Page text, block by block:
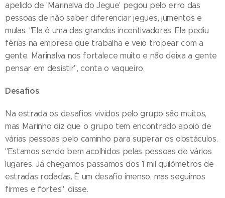
apelido de 'Marinalva do Jegue' pegou pelo erro das
pessoas de não saber diferenciar jegues, jumentos e
mulas. "Ela é uma das grandes incentivadoras. Ela pediu
férias na empresa que trabalha e veio tropear com a
gente. Marinalva nos fortalece muito e não deixa a gente
pensar em desistir", conta o vaqueiro.
Desafios
Na estrada os desafios vividos pelo grupo são muitos,
mas Marinho diz que o grupo tem encontrado apoio de
várias pessoas pelo caminho para superar os obstáculos.
"Estamos sendo bem acolhidos pelas pessoas de vários
lugares. Já chegamos passamos dos 1 mil quilômetros de
estradas rodadas. É um desafio imenso, mas seguimos
firmes e fortes", disse.